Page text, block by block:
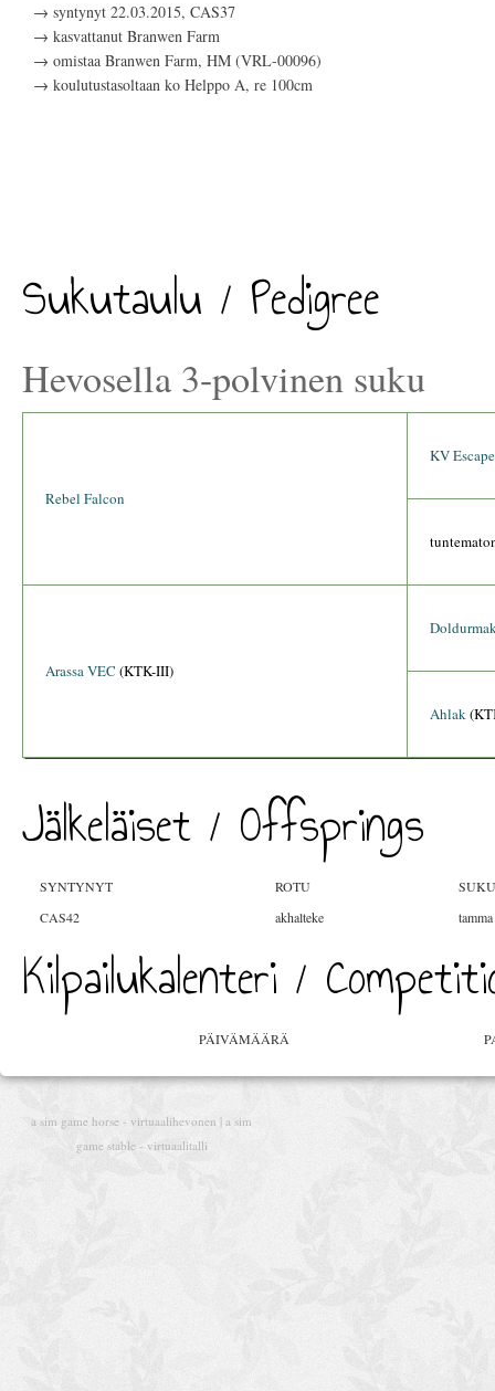
→ syntynyt 22.03.2015, CAS37
→ kasvattanut Branwen Farm
→ omistaa Branwen Farm, HM (VRL-00096)
→ koulutustasoltaan ko Helppo A, re 100cm
Sukutaulu / Pedigree
Hevosella 3-polvinen suku
Rebel Falcon
KV Escape
Arassa VEC (KTK-III)
Ahlak
Jälkeläiset / Offsprings
SYNTYNYT ROTU
CAS42
akhalteke tamma
Kilpailukalenteri /
PÄIVÄMÄÄRÄ
a sim game horse - virtuaalihevonen | a sim
game stable - virtuaalitalli